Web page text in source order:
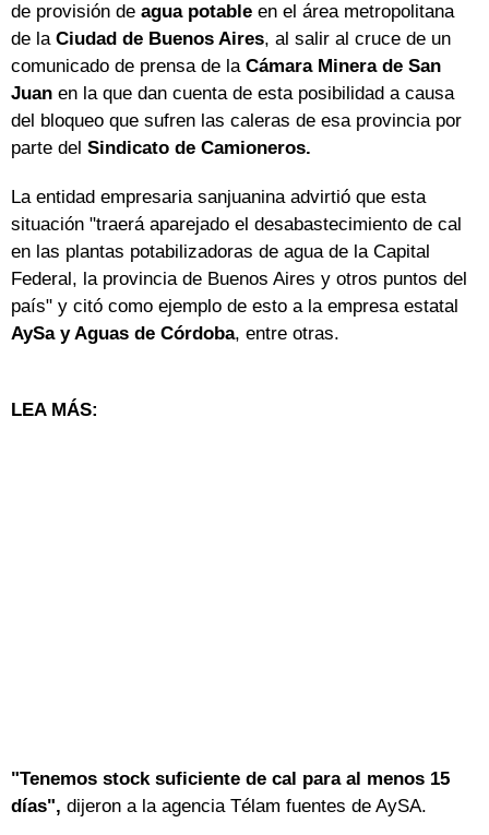
de provisión de agua potable en el área metropolitana
de la Ciudad de Buenos Aires, al salir al cruce de un
comunicado de prensa de la Cámara Minera de San
Juan en la que dan cuenta de esta posibilidad a causa
del bloqueo que sufren las caleras de esa provincia por
parte del Sindicato de Camioneros.
La entidad empresaria sanjuanina advirtió que esta
situación "traerá aparejado el desabastecimiento de cal
en las plantas potabilizadoras de agua de la Capital
Federal, la provincia de Buenos Aires y otros puntos del
país" y citó como ejemplo de esto a la empresa estatal
AySa y Aguas de Córdoba, entre otras.
LEA MÁS:
"Tenemos stock suficiente de cal para al menos 15
días", dijeron a la agencia Télam fuentes de AySA.